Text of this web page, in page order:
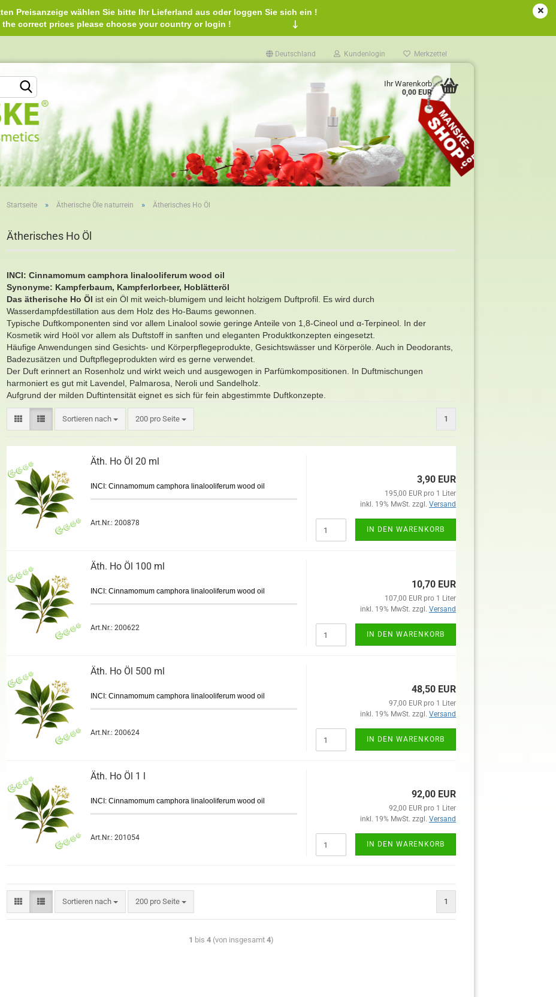
Deutschland Kundenlogin Merkzettel
Ihr Warenkorb
0,00 EUR
Preisanzeige wählen Sie bitte Ihr Lieferland aus oder loggen Sie sich ein !
the correct prices please choose your country or login !
↓
Startseite » Ätherische Öle naturrein » Ätherisches Ho Öl
Ätherisches Ho Öl
INCI: Cinnamomum camphora linalooliferum wood oil
Synonyme: Kampferbaum, Kampferlorbeer, Hoblätteröl
Das ätherische Ho Öl ist ein Öl mit weich-blumigem und leicht holzigem Duftprofil. Es wird durch
Wasserdampfdestillation aus dem Holz des Ho-Baums gewonnen.
Typische Duftkomponenten sind vor allem Linalool sowie geringe Anteile von 1,8-Cineol und α-Terpineol. In der
Kosmetik wird Hoöl vor allem als Duftstoff in sanften und eleganten Produktkonzepten eingesetzt.
Häufige Anwendungen sind Gesichts- und Körperpflegeprodukte, Gesichtswässer und Körperöle. Auch in Deodorants,
Badezusätzen und Duftpflegeprodukten wird es gerne verwendet.
Der Duft erinnert an Rosenholz und wirkt weich und ausgewogen in Parfümkompositionen. In Duftmischungen
harmoniert es gut mit Lavendel, Palmarosa, Neroli und Sandelholz.
Aufgrund der milden Duftintensität eignet es sich für fein abgestimmte Duftkonzepte.
Sortieren nach 200 pro Seite 1
Äth. Ho Öl 20 ml
INCI: Cinnamomum camphora linalooliferum wood oil
Art.Nr.: 200878
3,90 EUR
195,00 EUR pro 1 Liter
inkl. 19% MwSt. zzgl. Versand
IN DEN WARENKORB
Äth. Ho Öl 100 ml
INCI: Cinnamomum camphora linalooliferum wood oil
Art.Nr.: 200622
10,70 EUR
107,00 EUR pro 1 Liter
inkl. 19% MwSt. zzgl. Versand
IN DEN WARENKORB
Äth. Ho Öl 500 ml
INCI: Cinnamomum camphora linalooliferum wood oil
Art.Nr.: 200624
48,50 EUR
97,00 EUR pro 1 Liter
inkl. 19% MwSt. zzgl. Versand
IN DEN WARENKORB
Äth. Ho Öl 1 l
INCI: Cinnamomum camphora linalooliferum wood oil
Art.Nr.: 201054
92,00 EUR
92,00 EUR pro 1 Liter
inkl. 19% MwSt. zzgl. Versand
IN DEN WARENKORB
Sortieren nach 200 pro Seite 1
1 bis 4 (von insgesamt 4)